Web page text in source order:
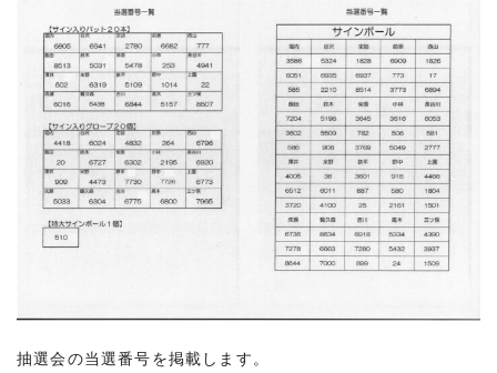
抽選会の当選番号を掲載します。